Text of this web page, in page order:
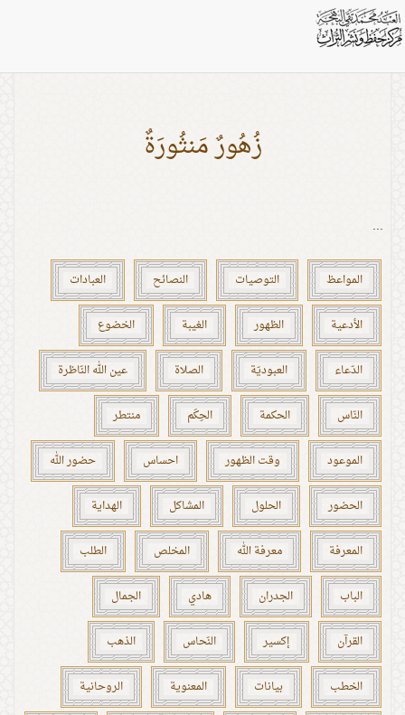
اشخاص: الحجة
زُهُورٌ مَنثُورَةٌ
...
المواعظ التوصيات النصائح العبادات
الأدعية الظهور الغيبة الخضوع
الدّعاء العبوديّة الصلاة عين الله النّاظرة
النّاس الحكمة الحِكَم منتطر
الموعود وقت الظهور احساس حضور الله
الحضور الحلول المشاكل الهداية
المعرفة معرفة الله المخلص الطلب
الباب الجدران هادي الجمال
القرآن إكسير النّحاس الذهب
الخطب بيانات المعنوية الروحانية